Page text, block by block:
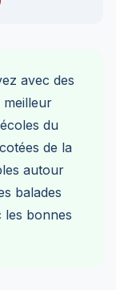
avec des
meilleur
du
de la
autour
balades
bonnes